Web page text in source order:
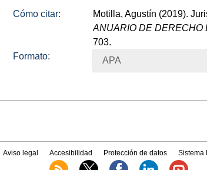
Cómo citar:
Motilla, Agustín (2019).
ANUARIO DE DERECHO
703.
Formato:
APA
Aviso legal Accesibilidad Protección de datos Sistema